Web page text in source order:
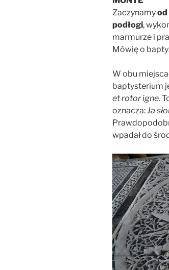
Zaczynamyod
podłogi,
marmurze i
Mówię o
W obu
baptysterium
et rotor igne.
oznacza:Ja
wpadał do